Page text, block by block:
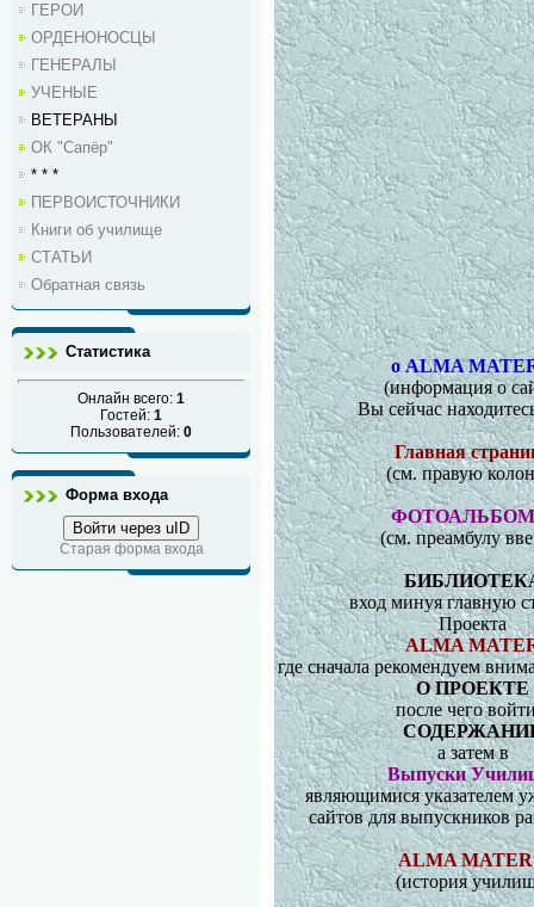
ГЕРОИ
ОРДЕНОНОСЦЫ
ГЕНЕРАЛЫ
УЧЕНЫЕ
ВЕТЕРАНЫ
ОК "Сапёр"
* * *
ПЕРВОИСТОЧНИКИ
Книги об училище
СТАТЬИ
Обратная связь
Статистика
Онлайн всего: 1
Гостей: 1
Пользователей: 0
Форма входа
Войти через uID
Старая форма входа
о ALMA
(информация о
Вы сейчас
Главная
(см. правую
(см. преамбулу
вход минуя главную
Проекта
ALMA
где сначала рекомендуем
О ПРОЕКТЕ
после чего
а затем в
Выпуски
являющимися указателем
сайтовдля выпускников
ALMA MATER
(история